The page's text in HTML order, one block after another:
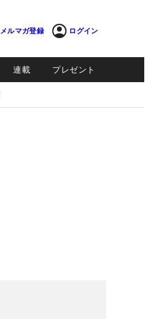
メルマガ登録 ログイン
連載 プレゼント